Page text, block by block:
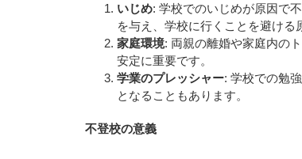
いじめ: 学校でのいじめが原因で
を与え、学校に行くことを避ける
家庭環境: 両親の離婚や家庭内の
安定に重要です。
学業のプレッシャー: 学校での勉
となることもあります。
不登校の意義